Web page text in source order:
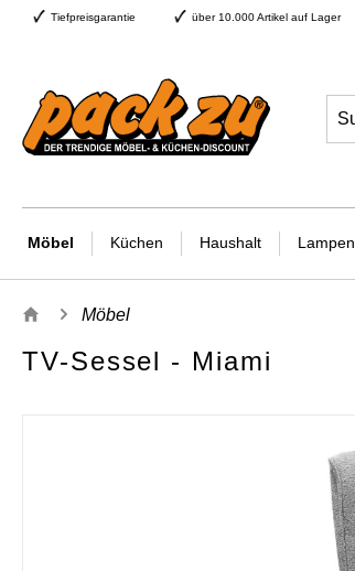
Tiefpreisgarantie über 10.000 Artikel auf Lager
Möbel Küchen Haushalt Lampen
Möbel
TV-Sessel - Miami